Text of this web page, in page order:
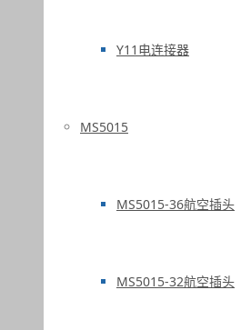
Y11电连接器
MS5015
MS5015-36航空插头
MS5015-32航空插头